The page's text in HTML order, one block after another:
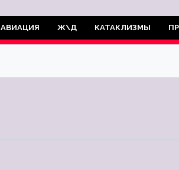
АВИАЦИЯ Ж\Д КАТАКЛИЗМЫ